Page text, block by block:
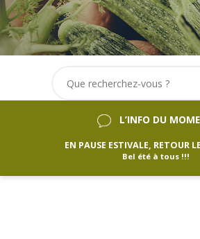
L’INFO DU
EN PAUSE ESTIVALE, RETOUR
Bel été à tous !!!